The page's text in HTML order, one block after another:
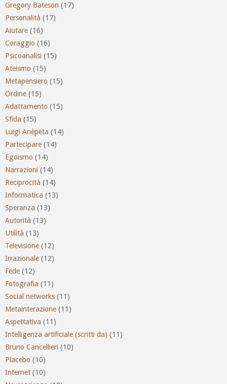
Gregory Bateson (17)
Personalità (17)
Aiutare (16)
Coraggio (16)
Psicoanalisi (15)
Ateismo (15)
Metapensiero (15)
Ordine (15)
Adattamento (15)
Sfida (15)
Luigi Anèpeta (14)
Partecipare (14)
Egoismo (14)
Narrazioni (14)
Reciprocità (14)
Informatica (13)
Speranza (13)
Autorità (13)
Utilità (13)
Televisione (12)
Irrazionale (12)
Fede (12)
Fotografia (11)
Social networks (11)
Metainterazione (11)
Aspettativa (11)
Intelligenza artificiale (scritti da) (11)
Bruno Cancellieri (10)
Placebo (10)
Internet (10)